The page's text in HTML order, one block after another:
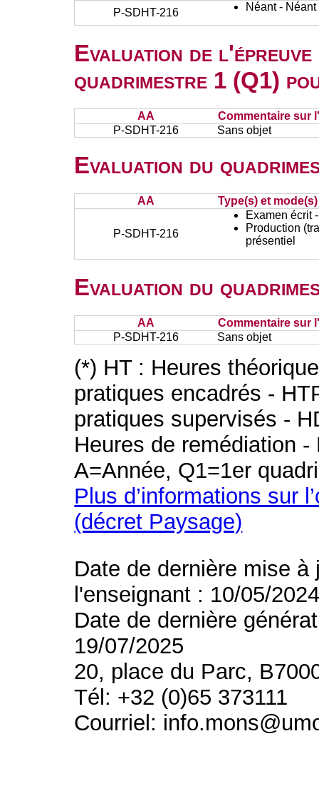
P-SDHT-216
Néant - Néant
Evaluation de
quadrimestre 1 (Q1)
AA
Commentaire sur
P-SDHT-216
Sans objet
Evaluation du
AA Type(s) et
P-SDHT-216
Examen écrit
Production
présentiel
Evaluation du
AA
Commentaire sur
P-SDHT-216
Sans objet
(*) HT : Heures
pratiques encadrés -
pratiques supervisés -
Heures de remédiation
A=Année, Q1=1er
Plus d’informations sur
(décret Paysage)
Date de dernière mise
l'enseignant : 10/05/
Date de dernière
19/07/2025
20, place du Parc,
Tél: +32 (0)65 373111
Courriel: